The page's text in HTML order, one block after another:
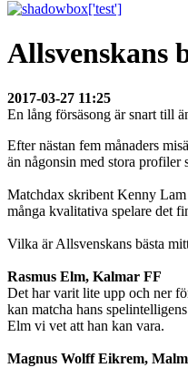
Allsvenskans
2017-03-27 11:25
En lång försäsong är snart till
Efter nästan fem månaders
än någonsin med stora profiler
Matchdax skribent Kenny Lam
många kvalitativa spelare det
Vilka är Allsvenskans bästa
Rasmus Elm, Kalmar FF
Det har varit lite upp och ner
kan matcha hans
Elm vi vet att han kan vara.
Magnus Wolff Eikrem,